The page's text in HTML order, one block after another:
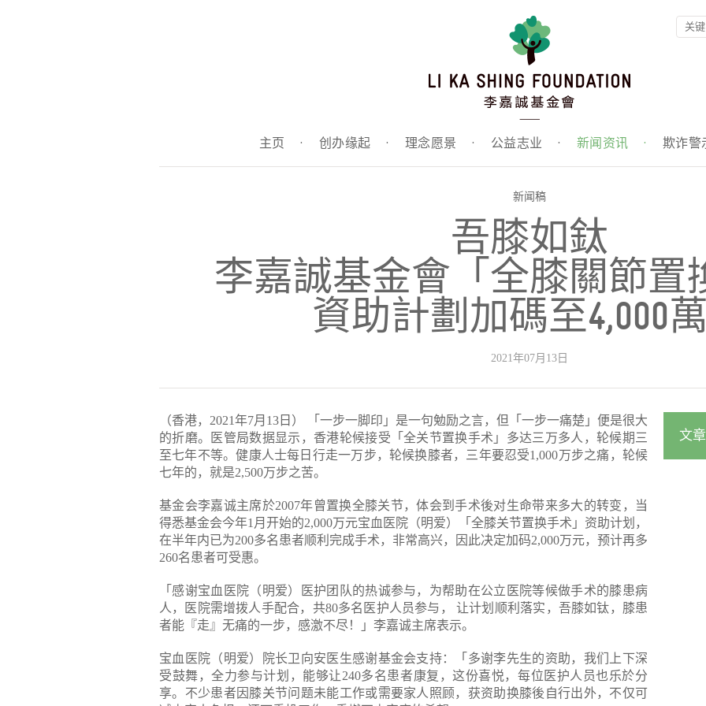
主页 · 创办缘起 · 理念愿景 · 公益志业 · 新闻资讯 · 欺诈警
新闻稿
吾膝如鈦
李嘉誠基金會「全膝關節置
資助計劃加碼至4,000
2021年07月13日
（香港，2021年7月13日） 「一步一脚印」是一句勉励之言，但「一步一痛楚」便是很大
的折磨。医管局数据显示，香港轮候接受「全关节置换手术」多达三万多人，轮候期三
至七年不等。健康人士每日行走一万步，轮候换膝者，三年要忍受1,000万步之痛，轮候
七年的，就是2,500万步之苦。
基金会李嘉诚主席於2007年曾置换全膝关节，体会到手术後对生命带来多大的转变，当
得悉基金会今年1月开始的2,000万元宝血医院（明爱）「全膝关节置换手术」资助计划，
在半年内已为200多名患者顺利完成手术，非常高兴，因此决定加码2,000万元，预计再多
260名患者可受惠。
「感谢宝血医院（明爱）医护团队的热诚参与，为帮助在公立医院等候做手术的膝患病
人，医院需增拨人手配合，共80多名医护人员参与， 让计划顺利落实，吾膝如钛，膝患
者能『走』无痛的一步，感激不尽！」李嘉诚主席表示。
宝血医院（明爱）院长卫向安医生感谢基金会支持：「多谢李先生的资助，我们上下深
受鼓舞，全力参与计划，能够让240多名患者康复，这份喜悦，每位医护人员也乐於分
享。不少患者因膝关节问题未能工作或需要家人照顾，获资助换膝後自行出外，不仅可
文